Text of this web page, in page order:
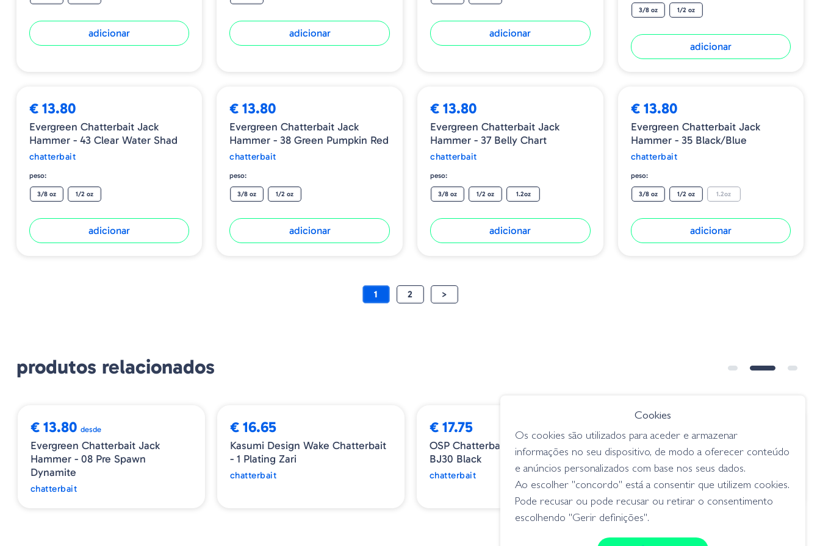
adicionar adicionar adicionar
3/8 oz 1/2 oz
adicionar
€ 13.80
Evergreen Chatterbait Jack
Hammer - 43 Clear Water Shad
chatterbait
peso:
3/8 oz 1/2 oz
adicionar
€ 13.80
Evergreen Chatterbait Jack
Hammer - 38 Green Pumpkin Red
chatterbait
peso:
3/8 oz 1/2 oz
adicionar
€ 13.80
Evergreen Chatterbait Jack
Hammer - 37 Belly Chart
chatterbait
peso:
3/8 oz 1/2 oz 1.2oz
adicionar
€ 13.80
Evergreen Chatterbait Jack
Hammer - 35 Black/Blue
chatterbait
peso:
3/8 oz 1/2 oz 1.2oz
adicionar
1 2 >
produtos relacionados
€ 13.80 desde
Evergreen Chatterbait Jack
Hammer - 08 Pre Spawn
Dynamite
chatterbait
€ 16.65
Kasumi Design Wake Chatterbait
- 1 Plating Zari
chatterbait
€ 17.75
OSP Chatterbait Metal Blade Jig -
BJ30 Black
chatterbait
Sakura Cajun Chatterbait - JC08
Hot Chart
chatterbait
Cookies
Os cookies são utilizados para aceder e armazenar
informações no seu dispositivo, de modo a oferecer conteúdo
e anúncios personalizados com base nos seus dados.
Ao escolher "concordo" está a consentir que utilizem cookies.
Pode recusar ou pode recusar ou retirar o consentimento
escolhendo "Gerir definições".